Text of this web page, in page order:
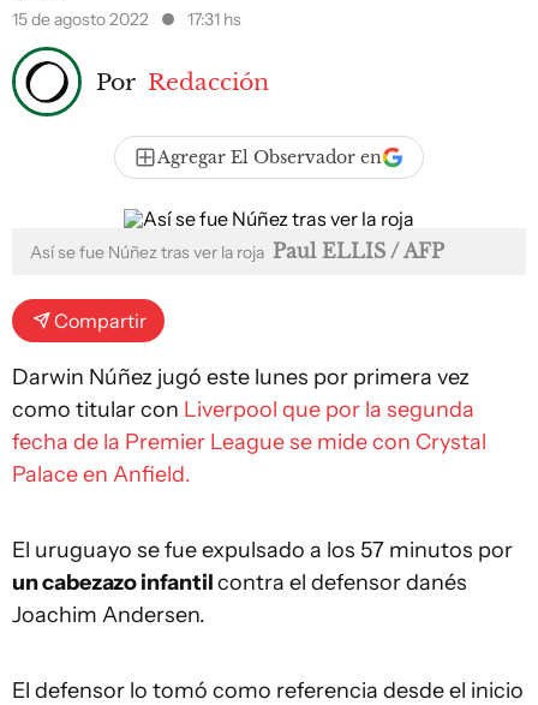
15 de agosto 2022
17:31 hs
Por Redacción
Agregar El Observador en
Así se fue Núñez tras ver la roja Paul ELLIS / AFP
Compartir
Darwin Núñez jugó este lunes por primera vez
como titular con Liverpool que por la segunda
fecha de la Premier League se mide con Crystal
Palace en Anfield.
El uruguayo se fue expulsado a los 57 minutos por
un cabezazo infantilcontra el defensor danés
Joachim Andersen.
El defensor lo tomó como referencia desde el inicio